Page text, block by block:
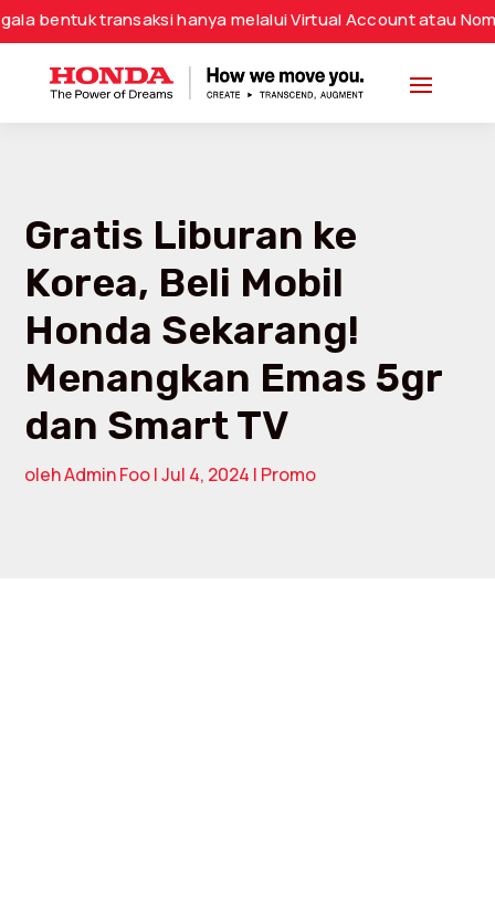
transaksi hanya melalui Virtual Account atau Nomor
Gratis Liburan ke
Korea, Beli Mobil
Honda Sekarang!
Menangkan Emas 5gr
dan Smart TV
olehAdmin Foo|Jul 4, 2024 | Promo